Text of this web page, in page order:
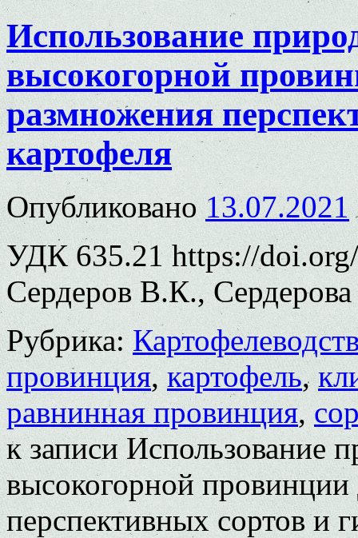
Использование
высокогорной
размножения
картофеля
Опубликовано 13.07.2021
УДК 635.21 https://
Сердеров В.К.,
Рубрика:
провинция,картофель,
равнинная провинция,
к записи Использование
высокогорной провинции
перспективных сортов и